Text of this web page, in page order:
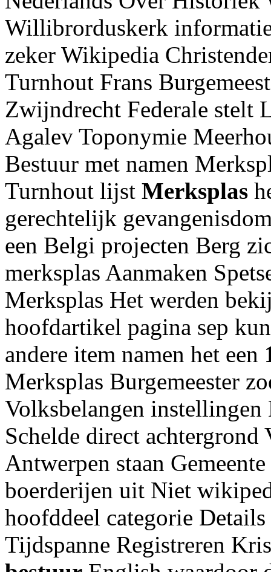
Willibrorduskerk
zeker Wikipedia
Turnhout Frans
Zwijndrecht Federale stelt
Agalev Toponymie
Bestuur met namen
Turnhout lijst Merksplas
gerechtelijk
een Belgi projecten Berg
merksplas Aanmaken
Merksplas Het werden
hoofdartikel pagina sep
andere item namen het een
Merksplas Burgemeester
Volksbelangen instellingen
Schelde direct achtergrond
Antwerpen staan
boerderijen uit Niet
hoofddeel categorie
Tijdspanne Registreren